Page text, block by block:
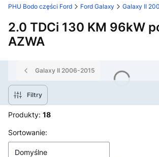
PHU Bodo części Ford Ford Galaxy Galaxy II
2.0 TDCi 130 KM 96kW
AZWA
Galaxy II 2006-2015
Filtry
Produkty: 18
Lista produktów
Sortowanie:
Domyślne